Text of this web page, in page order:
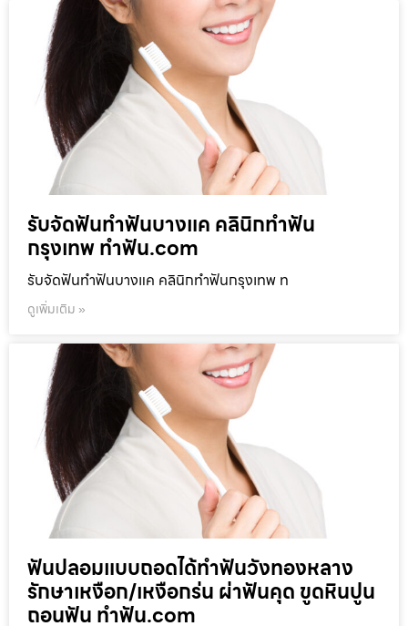
รับจัดฟันทำฟันบางแค คลินิกทำฟัน
กรุงเทพ ทำฟัน.com
รับจัดฟันทำฟันบางแค คลินิกทำฟันกรุงเทพ ท
ดูเพิ่มเติม »
ฟันปลอมแบบถอดได้ทำฟันวังทองหลาง
รักษาเหงือก/เหงือกร่น ผ่าฟันคุด ขูดหินปูน
ถอนฟัน ทำฟัน.com